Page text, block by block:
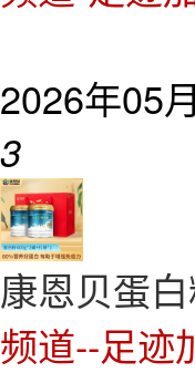
2026年05
3
康恩贝蛋
频道--足迹